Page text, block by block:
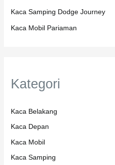
Kaca Samping Dodge Journey
Kaca Mobil Pariaman
Kategori
Kaca Belakang
Kaca Depan
Kaca Mobil
Kaca Samping